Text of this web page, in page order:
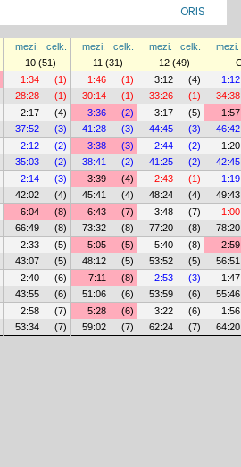
ORIS
mezi. celk. mezi. celk. mezi. celk. mezi.
10 (51) 11 (31) 12 (49)
1:34 (1) 1:46 (1) 3:12 (4) 1:12
28:28 (1) 30:14 (1) 33:26 (1) 34:38
2:17 (4) 3:36 (2) 3:17 (5) 1:57
37:52 (3) 41:28 (3) 44:45 (3) 46:42
2:12 (2) 3:38 (3) 2:44 (2) 1:20
35:03 (2) 38:41 (2) 41:25 (2) 42:45
2:14 (3) 3:39 (4) 2:43 (1) 1:19
42:02 (4) 45:41 (4) 48:24 (4) 49:43
6:04 (8) 6:43 (7) 3:48 (7) 1:00
66:49 (8) 73:32 (8) 77:20 (8) 78:20
2:33 (5) 5:05 (5) 5:40 (8) 2:59
43:07 (5) 48:12 (5) 53:52 (5) 56:51
2:40 (6) 7:11 (8) 2:53 (3) 1:47
43:55 (6) 51:06 (6) 53:59 (6) 55:46
2:58 (7) 5:28 (6) 3:22 (6) 1:56
53:34 (7) 59:02 (7) 62:24 (7) 64:20